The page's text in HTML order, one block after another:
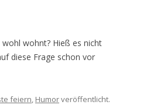
wohnt? Hieß es nicht
diese Frage schon vor
feiern, Humorveröffentlicht.